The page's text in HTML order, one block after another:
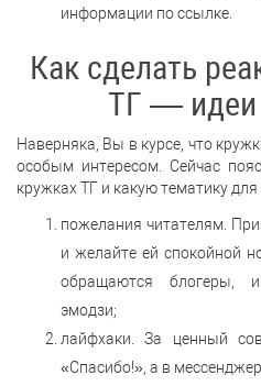
информации по ссылке.
Как сделать
ТГ — идеи
Наверняка, Вы в курсе, что
особым интересом. Сейчас
кружках ТГ и какую тематику
пожелания читателям.
и желайте ей спокойной
обращаются блогеры,
эмодзи;
лайфхаки. За ценный
«Спасибо!», а в